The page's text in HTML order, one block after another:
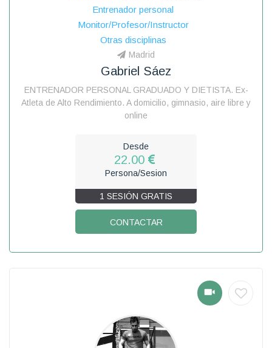
Entrenador personal
Monitor/Profesor/Instructor
Otras disciplinas
Madrid
Gabriel Sáez
ENTRENADOR PERSONAL GRADUADO Y DIETISTA. Ex-
Atleta de Alto Rendimiento. A domicilio, gimnasio, aire libre y
online
Desde
22.00
Persona/Sesion
1 SESIÓN GRATIS
CONTACTAR